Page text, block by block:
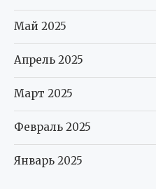
Май 2025
Апрель 2025
Март 2025
Февраль 2025
Январь 2025